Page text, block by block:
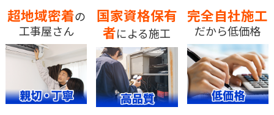
超地域密着の
工事屋さん
国家資格保有
者による施工
完全自社施工
だから低価格